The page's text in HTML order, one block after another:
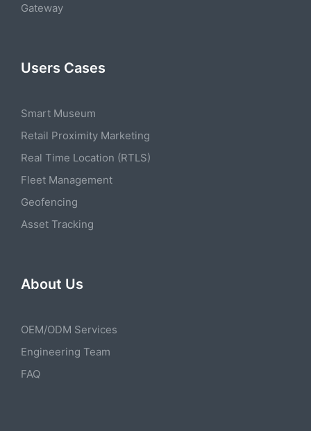
Gateway
Users Cases
Smart Museum
Retail Proximity Marketing
Real Time Location (RTLS)
Fleet Management
Geofencing
Asset Tracking
About Us
OEM/ODM Services
Engineering Team
FAQ